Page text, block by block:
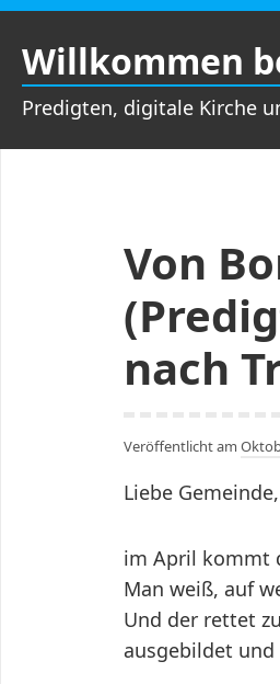
Zum
Inhalt
springen
Willkommen
Predigten, digitale Kirche
Von
nach
Veröffentlicht am
Liebe Gemeinde,
im April kommt
Man weiß, auf
Und der rettet
ausgebildet